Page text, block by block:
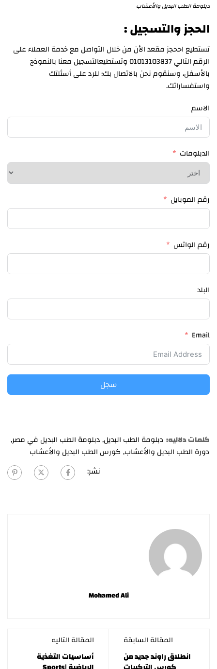
دبلومة الطب البديل والأعشاب
الحجز والتسجيل :
تستطيع اححجز مقعد الأن من خلال التواصل مع خدمة العملاء على
الرقم التالي 01013103837 وتستطيعالتسجيل معنا بالنموذج
بالأسفل، وسنقوم نحن بالاتصال بك؛ للرد على أسئلتك
واستفساراتك.
الاسم
الدبلومات
رقم الموبايل
رقم الواتس
البلد
Email
سجل
كلمات دلاليه: دبلومة الطب البديل,دبلومة الطب البديل في مصر,
دورة الطب البديل والأعشاب, كورس الطب البديل والأعشاب
نشر:
Mohamed Ali
المقالة السابقة
انطلاق راوند جديد من
المقالة التاليه
أساسيات التغذية